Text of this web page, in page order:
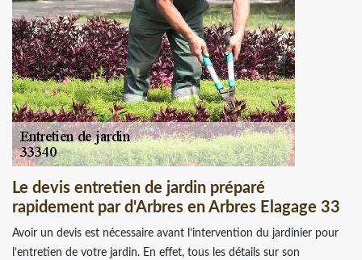
Le devis entretien de jardin préparé
rapidement par d'Arbres en Arbres Elagage 33
Avoir un devis est nécessaire avant l’intervention du jardinier pour
l’entretien de votre jardin. En effet, tous les détails sur son